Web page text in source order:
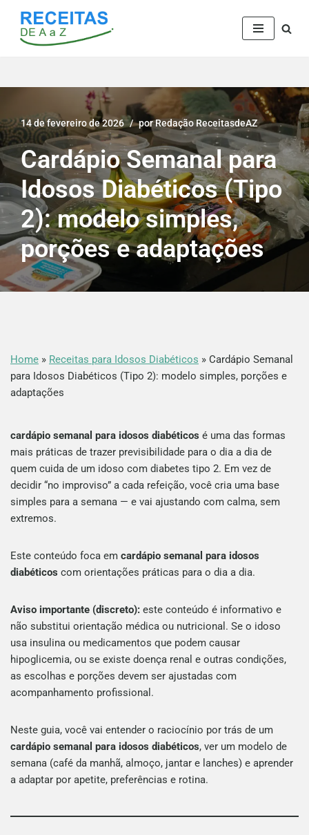
Pular
conteúdo
14 de fevereiro de 2026 porRedação ReceitasdeAZ
Cardápio Semanal para
Idosos Diabéticos (Tipo
2): modelo simples,
porções e adaptações
Home » Receitas para Idosos Diabéticos » Cardápio Semanal
para Idosos Diabéticos (Tipo 2): modelo simples, porções e
adaptações
cardápio semanal para idosos diabéticos é uma das formas
mais práticas de trazer previsibilidade para o dia a dia de
quem cuida de um idoso com diabetes tipo 2. Em vez de
decidir “no improviso” a cada refeição, você cria uma base
simples para a semana — e vai ajustando com calma, sem
extremos.
Este conteúdo foca em cardápio semanal para idosos
diabéticos com orientações práticas para o dia a dia.
Aviso importante (discreto): este conteúdo é informativo e
não substitui orientação médica ou nutricional. Se o idoso
usa insulina ou medicamentos que podem causar
hipoglicemia, ou se existe doença renal e outras condições,
as escolhas e porções devem ser ajustadas com
acompanhamento profissional.
Neste guia, você vai entender o raciocínio por trás de um
cardápio semanal para idosos diabéticos, ver um modelo de
semana (café da manhã, almoço, jantar e lanches) e aprender
a adaptar por apetite, preferências e rotina.